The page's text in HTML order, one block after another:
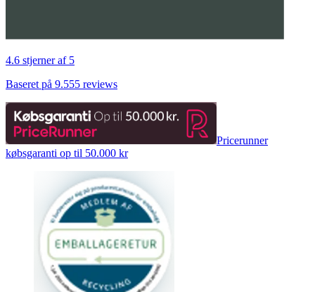
4.6 stjerner af 5
Baseret på 9.555 reviews
Pricerunner
købsgaranti op til 50.000 kr